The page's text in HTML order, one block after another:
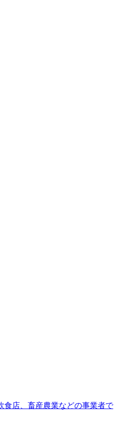
食店、畜産農業などの事業者で